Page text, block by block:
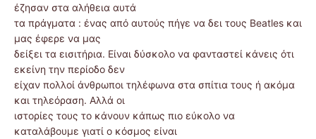
έζησαν στα αλήθεια αυτά
τα πράγματα : ένας από αυτούς πήγε να δει τους Beatles και
μας έφερε να μας
δείξει τα εισιτήρια. Είναι δύσκολο να φανταστεί κάνεις ότι
εκείνη την περίοδο δεν
είχαν πολλοί άνθρωποι τηλέφωνα στα σπίτια τους ή ακόμα
και τηλεόραση. Αλλά οι
ιστορίες τους το κάνουν κάπως πιο εύκολο να
καταλάβουμε γιατί ο κόσμος είναι